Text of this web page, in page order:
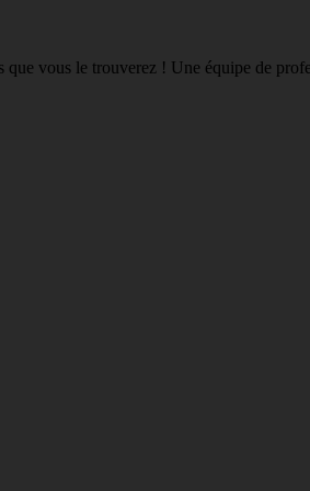
vous le trouverez ! Une équipe de